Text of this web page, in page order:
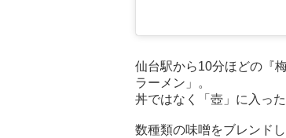
仙台駅から10分ほどの『
ラーメン」。
丼ではなく「壺」に入っ
数種類の味噌をブレンド